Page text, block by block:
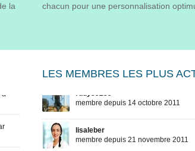
la
chacun pour une personnalisation
LES MEMBRES LES PLUS